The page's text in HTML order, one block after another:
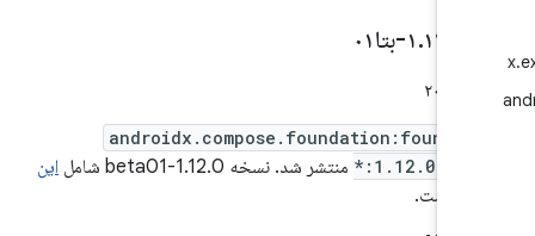
*:1.12.0-منتشر شد. نسخه 1.12.0-beta01 شامل
این